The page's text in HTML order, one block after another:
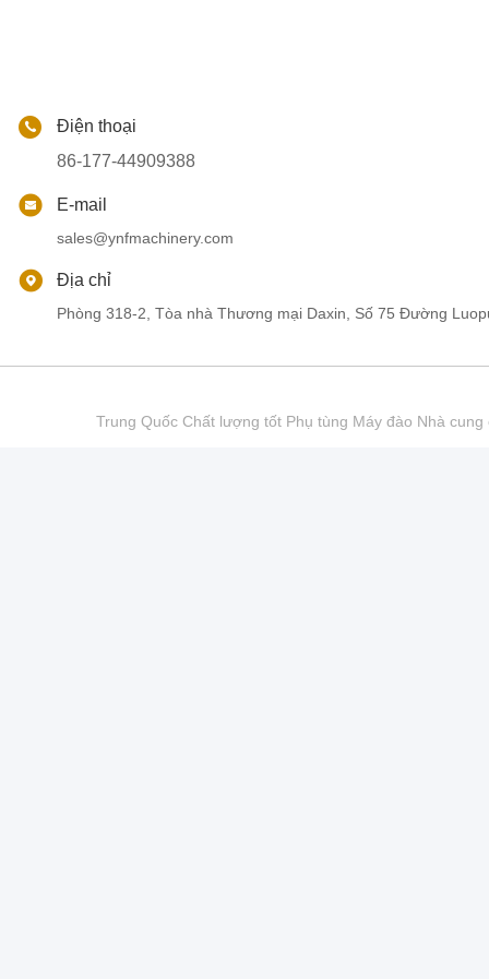
Điện thoại
86-177-44909388
E-mail
sales@ynfmachinery.com
Địa chỉ
Phòng 318-2, Tòa nhà Thương mại Daxin, Số 75 Đường
Trung Quốc Chất lượng tốt Phụ tùng Máy đào Nhà